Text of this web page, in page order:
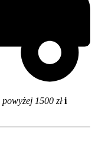
powyżej 1500 złi